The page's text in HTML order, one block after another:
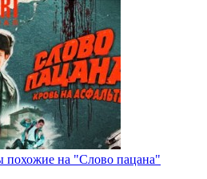
на "Слово пацана"